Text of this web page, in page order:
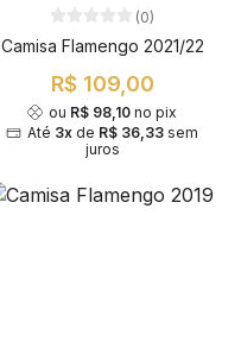
(0)
Camisa Flamengo 2021/22
R$ 109,00
ou R$ 98,10 no pix
Até 3x de R$ 36,33 sem
juros